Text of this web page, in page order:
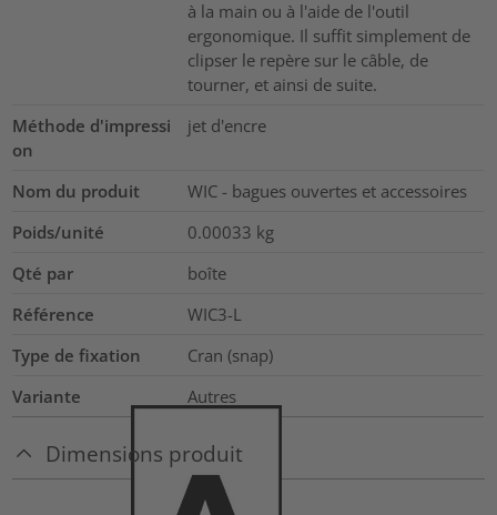
à la main ou à l'aide de l'outil
ergonomique. Il suffit simplement de
clipser le repère sur le câble, de
tourner, et ainsi de suite.
Méthode d'impressi
on
jet d'encre
Nom du produit
WIC - bagues ouvertes et accessoires
Poids/unité
0.00033 kg
Qté par
boîte
Référence
WIC3-L
Type de fixation
Cran (snap)
Variante
Autres
Dimensions produit